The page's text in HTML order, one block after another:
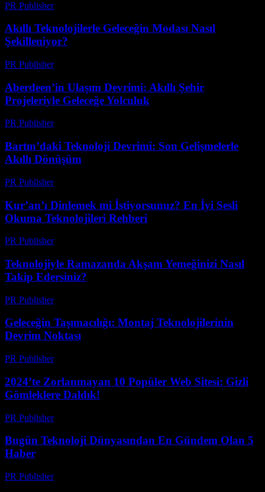
PR Publisher-
Akıllı Teknolojilerle Geleceğin Modası Nasıl
Şekilleniyor?
PR Publisher-
Aberdeen’in Ulaşım Devrimi: Akıllı Şehir
Projeleriyle Geleceğe Yolculuk
PR Publisher-
Bartın’daki Teknoloji Devrimi: Son Gelişmelerle
Akıllı Dönüşüm
PR Publisher-
Kur’an’ı Dinlemek mi İstiyorsunuz? En İyi Sesli
Okuma Teknolojileri Rehberi
PR Publisher-
Teknolojiyle Ramazanda Akşam Yemeğinizi Nasıl
Takip Edersiniz?
PR Publisher-
Geleceğin Taşımacılığı: Montaj Teknolojilerinin
Devrim Noktası
PR Publisher-
2024’te Zorlanmayan 10 Popüler Web Sitesi: Gizli
Gömleklere Daldık!
PR Publisher-
Bugün Teknoloji Dünyasından En Gündem Olan 5
Haber
PR Publisher-